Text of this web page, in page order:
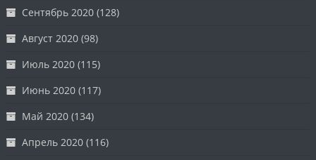
Сентябрь 2020 (128)
Август 2020 (98)
Июль 2020 (115)
Июнь 2020 (117)
Май 2020 (134)
Апрель 2020 (116)